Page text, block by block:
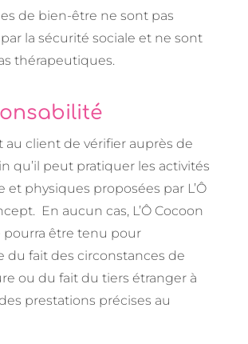
de bien-être ne sont pas
la sécurité sociale et ne sont
thérapeutiques.
au client de vérifier auprès de
qu’il peut pratiquer les activités
et physiques proposées par L’Ô
En aucun cas, L’Ô Cocoon
pourra être tenu pour
du fait des circonstances de
ou du fait du tiers étranger à
prestations précises au